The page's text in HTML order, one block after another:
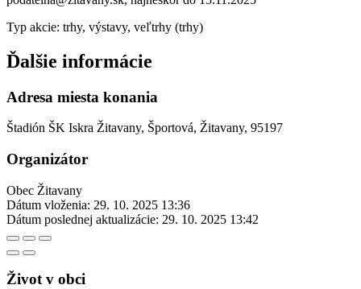
Typ akcie: trhy, výstavy, veľtrhy (trhy)
Ďalšie informácie
Adresa miesta konania
Štadión ŠK Iskra Žitavany, Športová, Žitavany, 95197
Organizátor
Obec Žitavany
Dátum vloženia: 29. 10. 2025 13:36
Dátum poslednej aktualizácie: 29. 10. 2025 13:42
Život v obci